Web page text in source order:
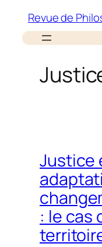
contenu
Revue de
Justice
: le cas